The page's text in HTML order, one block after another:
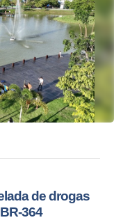
de drogas
364